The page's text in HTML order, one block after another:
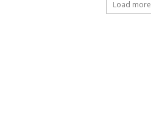
Load more